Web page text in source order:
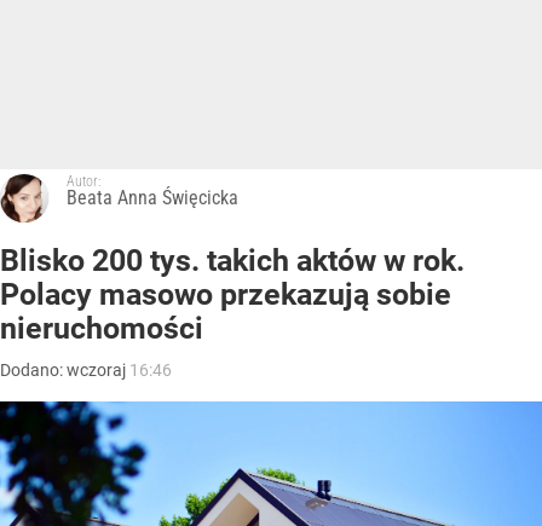
Autor:
Beata Anna Święcicka
Blisko 200 tys. takich aktów w rok.
Polacy masowo przekazują sobie
nieruchomości
Dodano:wczoraj 16:46